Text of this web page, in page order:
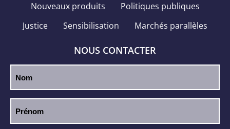
Nouveaux produits
Politiques publiques
Justice
Sensibilisation Marchés parallèles
NOUS CONTACTER